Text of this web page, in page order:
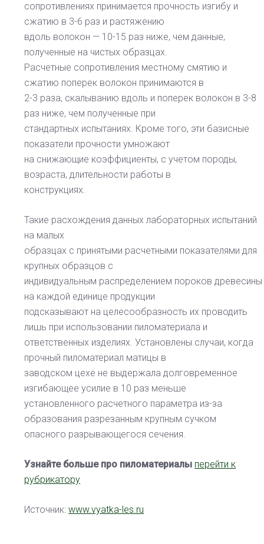
сопротивлениях принимается прочность изгибу и
сжатию в 3-6 раз и растяжению
вдоль волокон — 10-15 раз ниже, чем данные,
полученные на чистых образцах.
Расчетные сопротивления местному смятию и
сжатию поперек волокон принимаются в
2-3 раза, скалыванию вдоль и поперек волокон в 3-8
раз ниже, чем полученные при
стандартных испытаниях. Кроме того, эти базисные
показатели прочности умножают
на снижающие коэффициенты, с учетом породы,
возраста, длительности работы в
конструкциях.
Такие расхождения данных лабораторных испытаний
на малых
образцах с принятыми расчетными показателями для
крупных образцов с
индивидуальным распределением пороков древесины
на каждой единице продукции
подсказывают на целесообразность их проводить
лишь при использовании пиломатериала и
ответственных изделиях. Установлены случаи, когда
прочный пиломатериал матицы в
заводском цехе не выдержала долговременное
изгибающее усилие в 10 раз меньше
установленного расчетного параметра из-за
образования разрезанным крупным сучком
опасного разрывающегося сечения.
Узнайте больше про пиломатериалы перейти к
рубрикатору
Источник:www.vyatka-les.ru